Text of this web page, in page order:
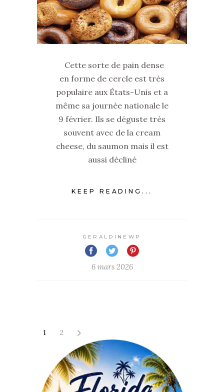
Cette sorte de pain dense
en forme de cercle est très
populaire aux États-Unis et a
même sa journée nationale le
9 février. Ils se déguste très
souvent avec de la cream
cheese, du saumon mais il est
aussi décliné
KEEP READING...
GERALDINEWP
6 mars 2026
1 2